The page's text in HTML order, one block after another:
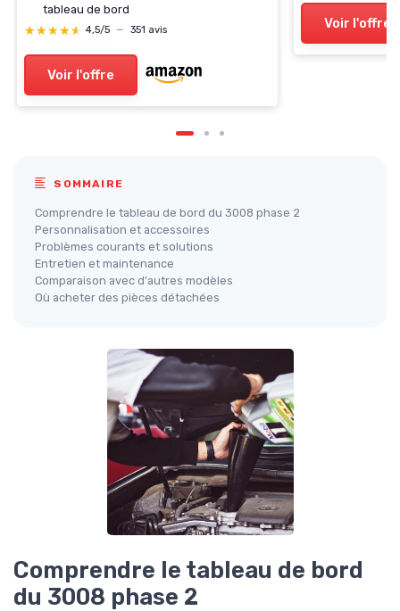
tableau de bord
★★★★★
★★★★★ 4,5/5 — 351 avis
Voir l'offre
Voir l'offre
SOMMAIRE
Comprendre le tableau de bord du 3008 phase 2
Personnalisation et accessoires
Problèmes courants et solutions
Entretien et maintenance
Comparaison avec d'autres modèles
Où acheter des pièces détachées
Comprendre le tableau de bord
du 3008 phase 2